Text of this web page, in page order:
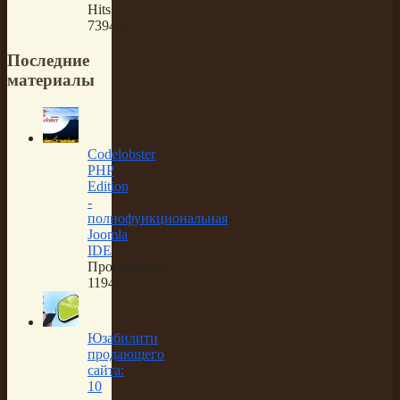
Hits:
73943
Последние
материалы
Codelobster
PHP
Edition
-
полнофункциональная
Joomla
IDE
Просмотров:
11949
Юзабилити
продающего
сайта:
10